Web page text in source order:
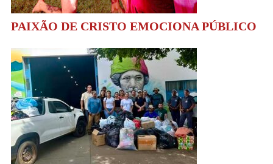
PAIXÃO DE CRISTO EMOCIONA PÚBLICO